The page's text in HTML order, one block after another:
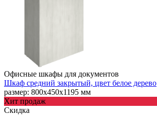
Офисные шкафы для документов
Шкаф средний закрытый, цвет белое дерево
размер: 800х450х1195 мм
Хит продаж
Скидка